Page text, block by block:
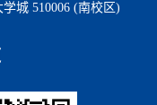
510006 (南校区)